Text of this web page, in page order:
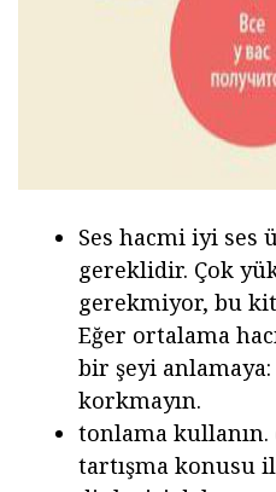
Ses hacmi iyi ses
gereklidir. Çok
gerekmiyor, bu
Eğer ortalama
bir şeyi anlamaya:
korkmayın.
tonlama
tartışma konusu